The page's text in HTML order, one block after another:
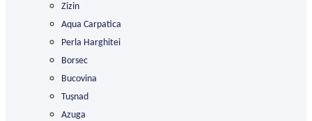
Zizin
Aqua Carpatica
Perla Harghitei
Borsec
Bucovina
Tușnad
Azuga